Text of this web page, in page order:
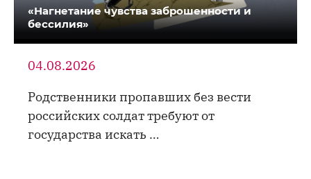
«Нагнетание чувства заброшенности и
бессилия»
04.08.2026
Родственники пропавших без вести
российских солдат требуют от
государства искать …